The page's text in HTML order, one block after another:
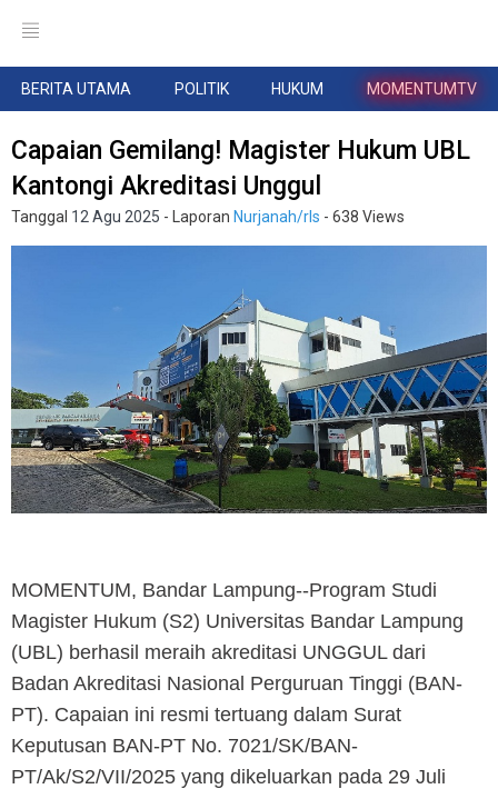
BERITA UTAMA POLITIK HUKUM MOMENTUMTV
Capaian Gemilang! Magister Hukum UBL
Kantongi Akreditasi Unggul
Tanggal 12 Agu 2025 - Laporan Nurjanah/rls - 638 Views
MOMENTUM, Bandar Lampung--Program Studi
Magister Hukum (S2) Universitas Bandar Lampung
(UBL) berhasil meraih akreditasi UNGGUL dari
Badan Akreditasi Nasional Perguruan Tinggi (BAN-
PT). Capaian ini resmi tertuang dalam Surat
Keputusan BAN-PT No. 7021/SK/BAN-
PT/Ak/S2/VII/2025 yang dikeluarkan pada 29 Juli